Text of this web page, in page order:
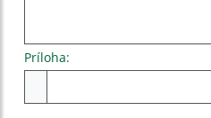
Príloha: